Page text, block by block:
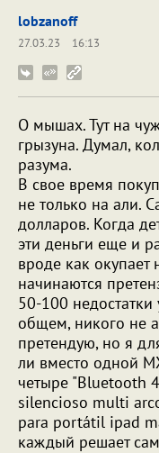
lobzanoff
27.03.23
16:13
О мышах. Тут на
грызуна. Думал,
разума.
В свое время
не только на али.
долларов. Когда
эти деньги еще и
вроде как
начинаются
50-100
общем, никого не
претендую, но я
ли вместо одной
четыре "Bluetooth
silencioso multi
para portátil ipad
каждый решает